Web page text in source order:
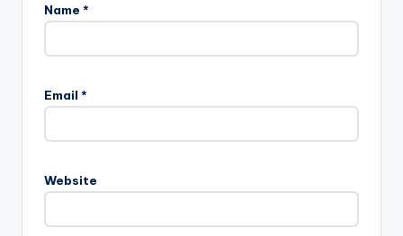
Name *
Email *
Website